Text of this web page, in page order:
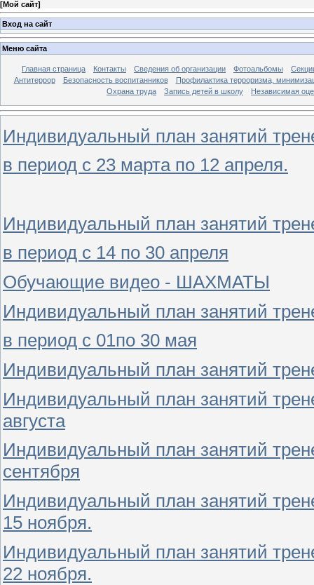
[Мой сайт]
Вход на сайт
Меню сайта
Главная страница Контакты Сведения об организации Фотоальбомы
Антитеррор
Безопасность воспитанников
Профилактика терроризма,
Охрана труда
Запись детей в школу Независимая
Индивидуальный план занятий
в период с 23 марта по 12 апреля.
Индивидуальный план занятий
в период с 14 по 30 апреля
Обучающие видео - ШАХМАТЫ
Индивидуальный план занятий
в период с 01по 30 мая
Индивидуальный план занятий
Индивидуальный план занятий
августа
Индивидуальный план занятий
сентября
Индивидуальный план занятий
15 ноября.
Индивидуальный план занятий
22 ноября.